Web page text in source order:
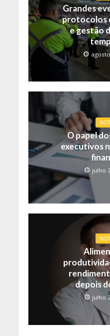
Grandes
protocolos
e gestão
O papel
executivos
julho
depois
julho